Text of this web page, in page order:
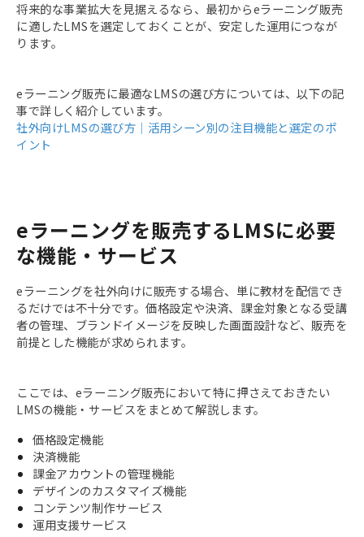
将来的な事業拡大を見据えるなら、最初からeラーニング販売
に適したLMSを選定しておくことが、安定した運用につなが
ります。
eラーニング販売に最適なLMSの選び方については、以下の記
事で詳しく紹介しています。
社外向けLMSの選び方｜活用シーン別の注目機能と選定のポ
イント
eラーニングを販売するLMSに必要
な機能・サービス
eラーニングを社外向けに販売する場合、単に教材を配信でき
るだけでは不十分です。価格設定や決済、課金対象となる受講
者の管理、ブランドイメージを反映した画面設計など、販売を
前提とした機能が求められます。
ここでは、eラーニング販売において特に押さえておきたい
LMSの機能・サービスをまとめて解説します。
価格設定機能
決済機能
課金アカウントの管理機能
デザインのカスタマイズ機能
コンテンツ制作サービス
運用支援サービス